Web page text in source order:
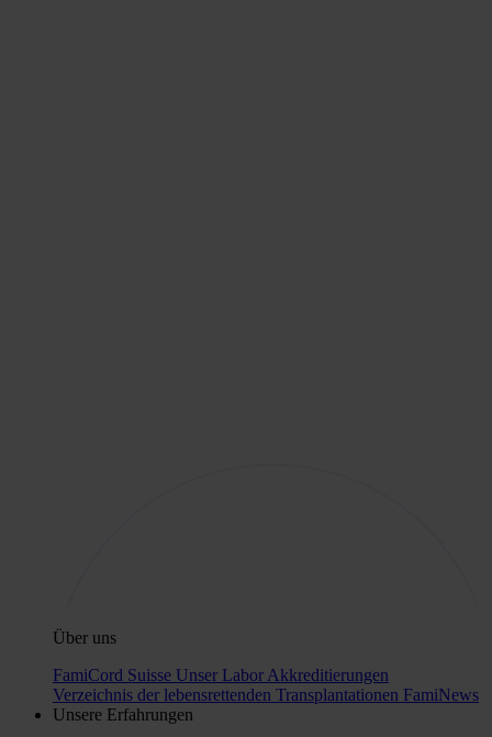
Über uns
FamiCord Suisse Unser Labor Akkreditierungen
Verzeichnis der lebensrettenden Transplantationen FamiNews
Unsere Erfahrungen